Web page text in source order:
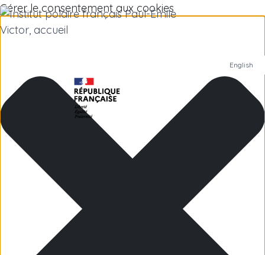
Gérer le consentement aux cookies
Institut polaire
Recherche scientifique
English